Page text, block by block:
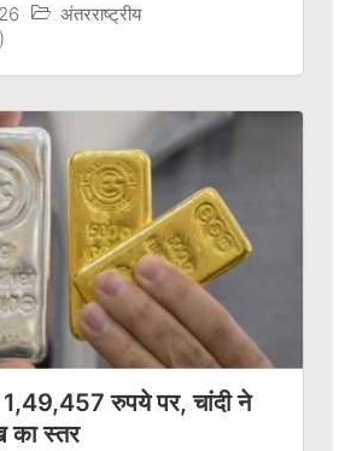
अंतरराष्ट्रीय
1,49,457 रुपये पर, चांदी ने
स्तर